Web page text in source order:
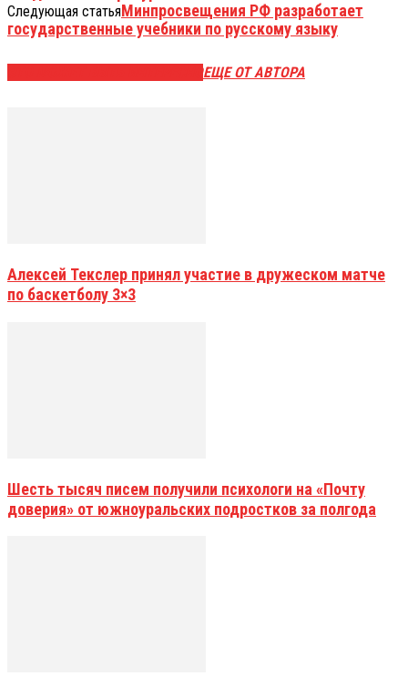
Следующая статьяМинпросвещения РФ разработает
государственные учебники по русскому языку
ЕЩЕ ОТ АВТОРА
Алексей Текслер принял участие в дружеском матче
по баскетболу 3×3
Шесть тысяч писем получили психологи на «Почту
доверия» от южноуральских подростков за полгода